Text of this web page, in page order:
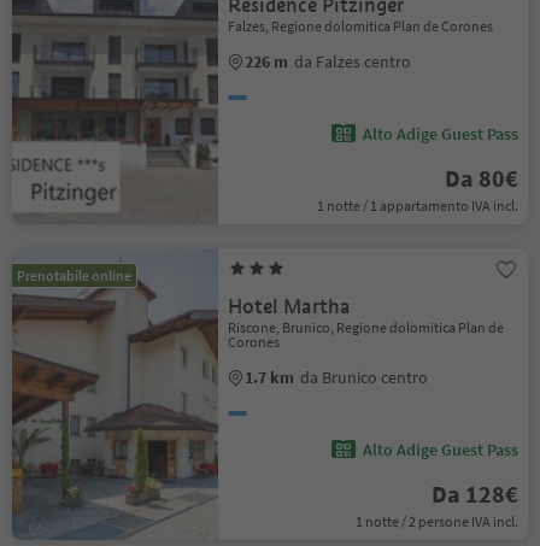
Residence Pitzinger
Falzes, Regione dolomitica Plan de Corones
226 m da Falzes centro
Alto Adige Guest Pass
Da 80€
1 notte / 1 appartamento IVA incl.
Prenotabile online
Hotel Martha
Riscone, Brunico, Regione dolomitica Plan de
Corones
1.7 km da Brunico centro
Alto Adige Guest Pass
Da 128€
1 notte / 2 persone IVA incl.